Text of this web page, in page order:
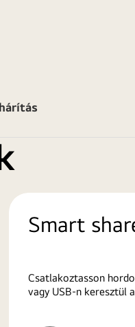
Smart
Csatlakoztasson
vagy USB-n keresztül